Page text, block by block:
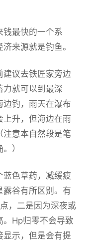
钱最快的一个系
来源就是钓鱼。
建议去铁匠家旁边
力就可以到最深
边钓，雨天在瀑布
上升，但海边在雨
注意本自然段是笔
）
蓝色草药，减缓疲
露谷有所区别。有
，二是因为深夜或
。Hp归零不会导致
显示，但是会有提